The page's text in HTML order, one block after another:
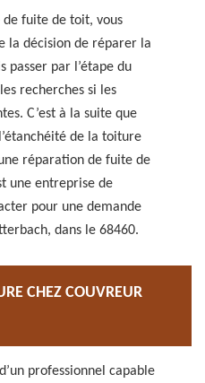
de fuite de toit, vous
la décision de réparer la
par l’étape du
recherches si les
C’est à la suite que
de la toiture
réparation de fuite de
une entreprise de
pour une demande
dans le 68460.
CHEZ COUVREUR
professionnel capable